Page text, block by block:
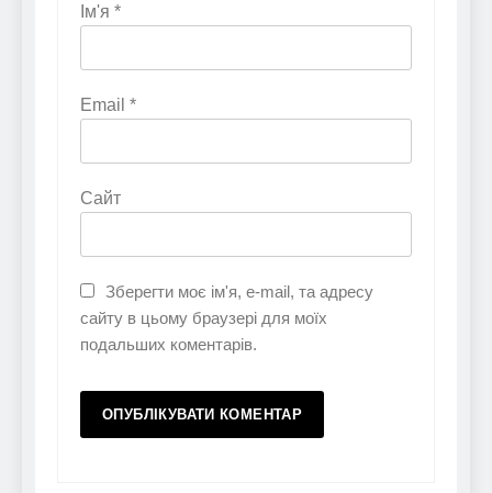
Ім'я *
Email *
Сайт
Зберегти моє ім'я, e-mail, та адресу
сайту в цьому браузері для моїх
подальших коментарів.